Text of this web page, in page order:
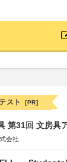
スト [PR]
第31回 文房具
会社